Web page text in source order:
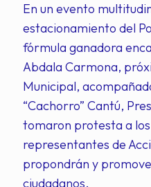
En un evento
estacionamiento del
fórmula ganadora
Abdala Carmona,
Municipal,
“Cachorro” Cantú,
tomaron protesta a
representantes de
propondrán y
ciudadanos.